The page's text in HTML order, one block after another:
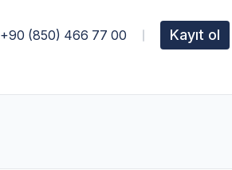
+90 (850) 466 77 00 Kayıt ol